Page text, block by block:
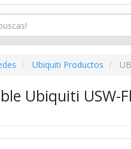
Ubiquiti Productos
Ubiquiti USW-